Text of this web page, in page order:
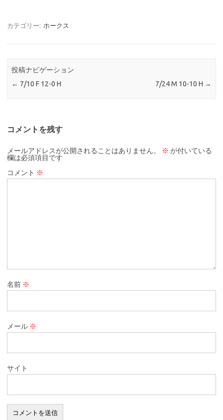
カテゴリー: ホークス
投稿ナビゲーション
← 7/10 F 12-0 H 7/24 M 10-10 H →
コメントを残す
メールアドレスが公開されることはありません。 ※ が付いている
欄は必須項目です
コメント ※
名前 ※
メール ※
サイト